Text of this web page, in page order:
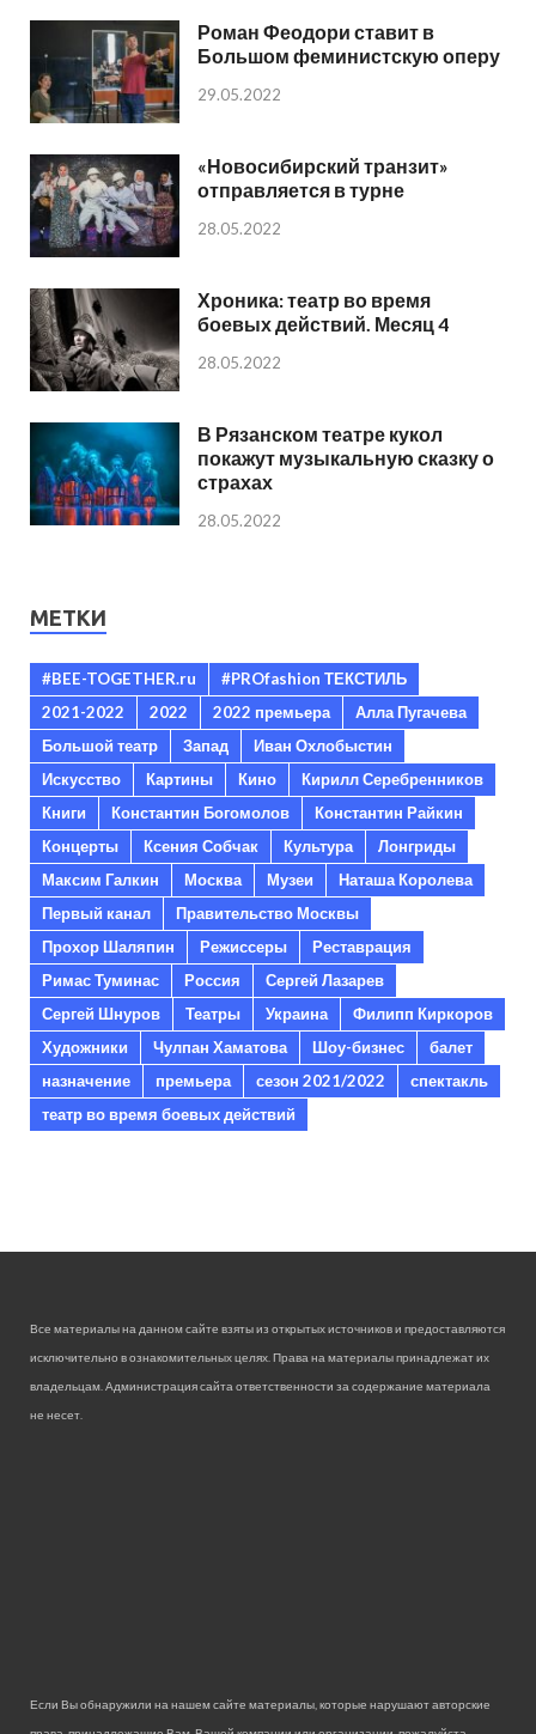
Роман Феодори ставит в
Большом феминистскую оперу
29.05.2022
«Новосибирский транзит»
отправляется в турне
28.05.2022
Хроника: театр во время
боевых действий. Месяц 4
28.05.2022
В Рязанском театре кукол
покажут музыкальную сказку о
страхах
28.05.2022
МЕТКИ
#BEE-TOGETHER.ru
#PROfashion ТЕКСТИЛЬ
2021-2022
2022 2022 премьера
Алла Пугачева
Большой театр
Запад
Иван Охлобыстин
Искусство
Картины Кино
Кирилл Серебренников
Книги
Константин Богомолов
Константин Райкин
Концерты
Ксения Собчак Культура
Лонгриды
Максим Галкин
Москва Музеи
Наташа Королева
Первый канал
Правительство Москвы
Прохор Шаляпин
Режиссеры
Реставрация
Римас Туминас
Россия
Сергей Лазарев
Сергей Шнуров
Театры Украина
Филипп Киркоров
Художники
Чулпан Хаматова Шоу-бизнес
балет
назначение
премьера сезон 2021/2022
спектакль
театр во время боевых действий
Все материалы на данном сайте взяты из открытых источников и предоставляются
исключительно в ознакомительных целях. Права на материалы принадлежат их
владельцам. Администрация сайта ответственности за содержание материала
не несет.
Если Вы обнаружили на нашем сайте материалы, которые нарушают авторские